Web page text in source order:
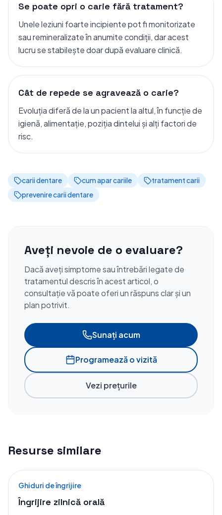
Se poate opri o carie fără tratament?
Unele leziuni foarte incipiente pot fi monitorizate
sau remineralizate în anumite condiții, dar acest
lucru se stabilește doar după evaluare clinică.
Cât de repede se agravează o carie?
Evoluția diferă de la un pacient la altul, în funcție de
igienă, alimentație, poziția dintelui și alți factori de
risc.
carii dentare cum apar cariile
tratament carii
prevenire carii dentare
Aveți nevoie de o evaluare?
Dacă aveți simptome sau întrebări legate de
tratamentul descris în acest articol, o
consultație vă poate oferi un răspuns clar și un
plan potrivit.
Sunați acum
Programează o vizită
Vezi prețurile
Resurse similare
Ghiduri de îngrijire
Îngrijire zilnică orală